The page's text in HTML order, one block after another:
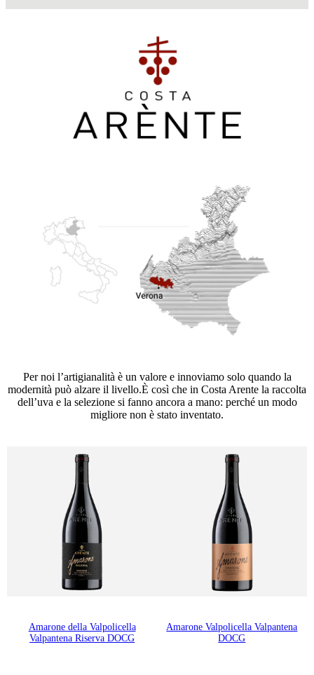
Per noi l’artigianalità è un valore e innoviamo solo quando la
modernità può alzare il livello.È così che in Costa Arente la raccolta
dell’uva e la selezione si fanno ancora a mano: perché un modo
migliore non è stato inventato.
Amarone della Valpolicella
Valpantena Riserva DOCG
Amarone Valpolicella Valpantena
DOCG